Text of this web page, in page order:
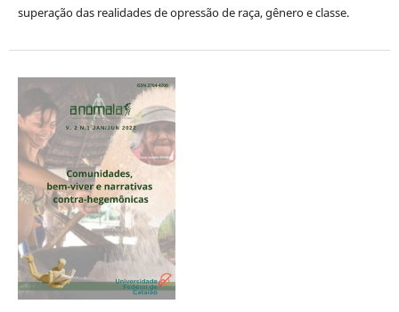
superação das realidades de opressão de raça, gênero e classe.